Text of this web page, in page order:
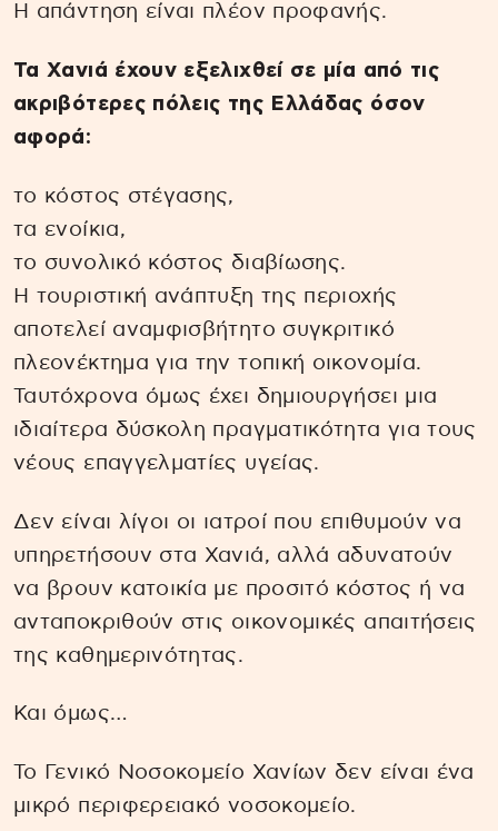
Η απάντηση είναι πλέον προφανής.
Τα Χανιά έχουν εξελιχθεί σε μία από τις
ακριβότερες πόλεις της Ελλάδας όσον
αφορά:
το κόστος στέγασης,
τα ενοίκια,
το συνολικό κόστος διαβίωσης.
Η τουριστική ανάπτυξη της περιοχής
αποτελεί αναμφισβήτητο συγκριτικό
πλεονέκτημα για την τοπική οικονομία.
Ταυτόχρονα όμως έχει δημιουργήσει μια
ιδιαίτερα δύσκολη πραγματικότητα για τους
νέους επαγγελματίες υγείας.
Δεν είναι λίγοι οι ιατροί που επιθυμούν να
υπηρετήσουν στα Χανιά, αλλά αδυνατούν
να βρουν κατοικία με προσιτό κόστος ή να
ανταποκριθούν στις οικονομικές απαιτήσεις
της καθημερινότητας.
Και όμως…
Το Γενικό Νοσοκομείο Χανίων δεν είναι ένα
μικρό περιφερειακό νοσοκομείο.